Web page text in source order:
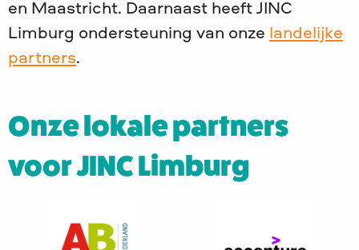
en Maastricht. Daarnaast heeft JINC
Limburg ondersteuning van onze landelijke
partners.
Onze lokale partners
voor JINC Limburg